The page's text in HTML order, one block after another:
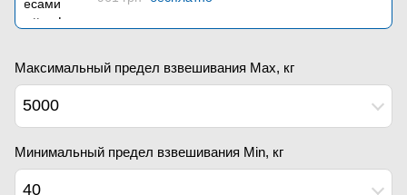
Максимальный предел взвешивания Мах, кг
5000
Минимальный предел взвешивания Min, кг
40